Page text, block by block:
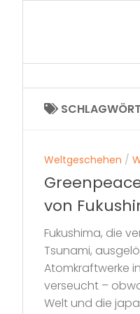
Weltgeschehen /
von
Fukushima, die
Tsunami,
Atomkraftwerke
verseucht –
Welt und die